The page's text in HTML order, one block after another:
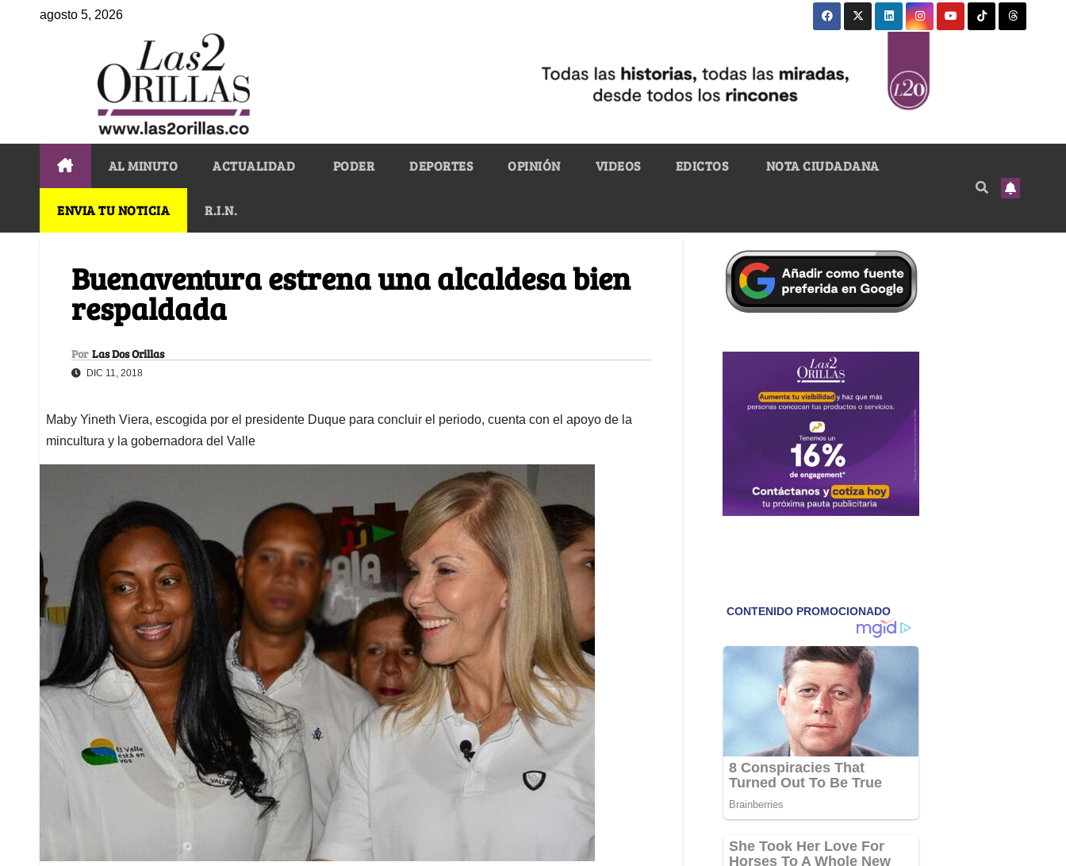
agosto 5, 2026
AL MINUTO ACTUALIDAD PODER DEPORTES OPINIÓN VIDEOS EDICTOS NOTA CIUDADANA
ENVIA TU NOTICIA R.I.N.
Buenaventura estrena una alcaldesa bien
respaldada
Por Las Dos Orillas
DIC 11, 2018
Maby Yineth Viera, escogida por el presidente Duque para concluir el periodo, cuenta con el apoyo de la
mincultura y la gobernadora del Valle